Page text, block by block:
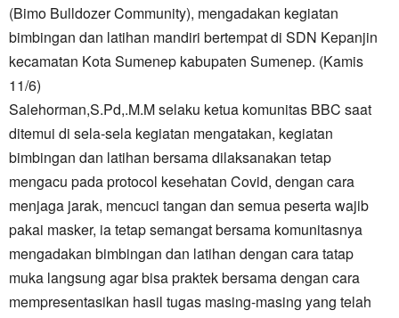
(Bimo Bulldozer Community), mengadakan kegiatan
bimbingan dan latihan mandiri bertempat di SDN Kepanjin
kecamatan Kota Sumenep kabupaten Sumenep. (Kamis
11/6)
Salehorman,S.Pd,.M.M selaku ketua komunitas BBC saat
ditemui di sela-sela kegiatan mengatakan, kegiatan
bimbingan dan latihan bersama dilaksanakan tetap
mengacu pada protocol kesehatan Covid, dengan cara
menjaga jarak, mencuci tangan dan semua peserta wajib
pakai masker, ia tetap semangat bersama komunitasnya
mengadakan bimbingan dan latihan dengan cara tatap
muka langsung agar bisa praktek bersama dengan cara
mempresentasikan hasil tugas masing-masing yang telah